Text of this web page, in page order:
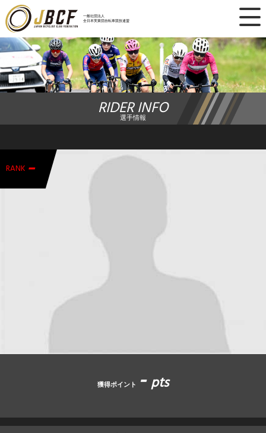
一般社団法人
全日本実業団自転車競技連盟
×
ニュース
レース日程
ランキング
チーム・選手
加盟・登録
エントリー
JBCF ROAD SERIESとは
RIDER INFO
選手情報
RANK -
獲得ポイント -pts